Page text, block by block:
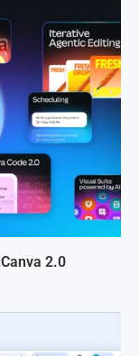
Canva 2.0: ثورة التصميم الذكي تحلق عالمياً